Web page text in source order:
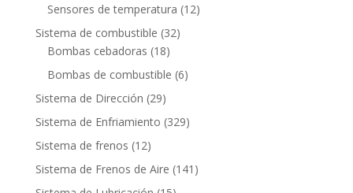
Sensores de temperatura 1212
Sistema de combustible 3232
Bombas cebadoras 1818
productos
Bombas de combustible 66
Sistema de Dirección 2929
productos
Sistema de Enfriamiento 329329
Sistema de frenos 1212
productos
Sistema de Frenos de Aire 141 141